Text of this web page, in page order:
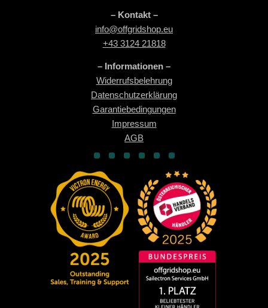
– Kontakt –
info@offgridshop.eu
+43 3124 21818
– Informationen –
Widerrufsbelehrung
Datenschutzerklärung
Garantiebedingungen
Impressum
AGB